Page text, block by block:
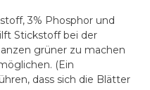
3% Phosphor und
Stickstoff bei der
grüner zu machen
(Ein
dass sich die Blätter